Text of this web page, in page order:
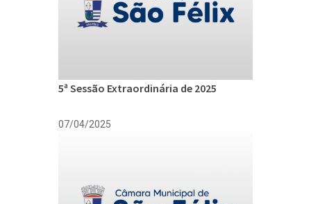
5ª Sessão Extraordinária de 2025
07/04/2025